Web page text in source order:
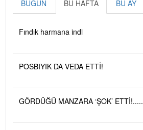
BUGÜN BU HAFTA BU AY
Fındık harmana indi
POSBIYIK DA VEDA ETTİ!
GÖRDÜĞÜ MANZARA ‘ŞOK’ ETTİ!.....